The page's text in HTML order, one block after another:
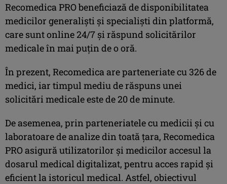
Recomedica PRO beneficiază de disponibilitatea
medicilor generaliști și specialiști din platformă,
care sunt online 24/7 și răspund solicitărilor
medicale în mai puțin de o oră.
În prezent, Recomedica are parteneriate cu 326 de
medici, iar timpul mediu de răspuns unei
solicitări medicale este de 20 de minute.
De asemenea, prin parteneriatele cu medicii și cu
laboratoare de analize din toată țara, Recomedica
PRO asigură utilizatorilor și medicilor accesul la
dosarul medical digitalizat, pentru acces rapid și
eficient la istoricul medical. Astfel, obiectivul